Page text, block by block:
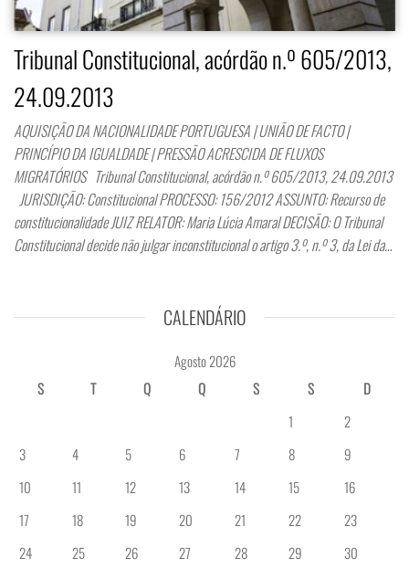
Tribunal Constitucional, acórdão n.º 605/2013,
24.09.2013
AQUISIÇÃO DA NACIONALIDADE PORTUGUESA | UNIÃO DE FACTO |
PRINCÍPIO DA IGUALDADE | PRESSÃO ACRESCIDA DE FLUXOS
MIGRATÓRIOS Tribunal Constitucional, acórdão n.º 605/2013, 24.09.2013
JURISDIÇÃO: Constitucional PROCESSO: 156/2012 ASSUNTO: Recurso de
constitucionalidade JUIZ RELATOR: Maria Lúcia Amaral DECISÃO: O Tribunal
Constitucional decide não julgar inconstitucional o artigo 3.º, n.º 3, da Lei da…
CALENDÁRIO
Agosto 2026
S
T Q Q S S
D
1
2
3
4 5 6 7 8
9
10
11 12 13 14 15
16
17
18 19 20 21 22
23
24
25 26 27 28 29
30